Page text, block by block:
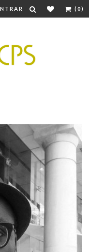
(0)